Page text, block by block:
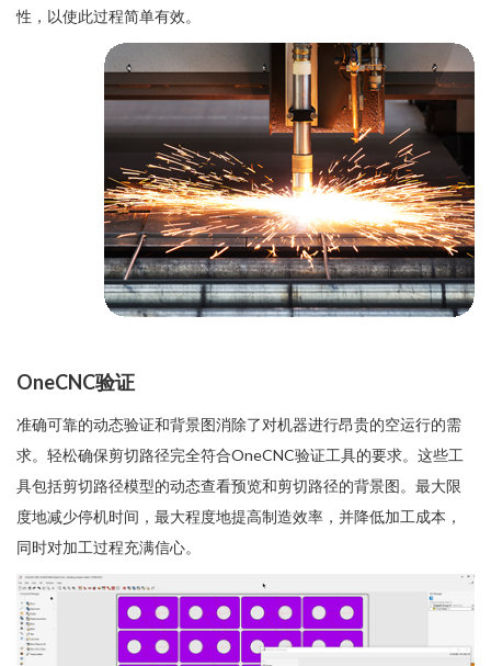
性，以使此过程简单有效。
OneCNC验证
准确可靠的动态验证和背景图消除了对机器进行昂贵的空运行的需
求。轻松确保剪切路径完全符合OneCNC验证工具的要求。这些工
具包括剪切路径模型的动态查看预览和剪切路径的背景图。最大限
度地减少停机时间，最大程度地提高制造效率，并降低加工成本，
同时对加工过程充满信心。